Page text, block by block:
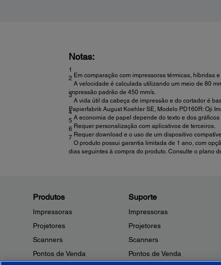
Notas:
1
Em comparação com impressoras térmicas, híbridas
2
A velocidade é calculada utilizando um meio de 80
impressão padrão de 450 mm/s.
3
A vida útil da cabeça de impressão e do cortador é
Papierfabrik August Koehler SE, Modelo PD160R: Oji
4
A economia de papel depende do texto e dos
5
Requer personalização com aplicativos de terceiros.
6
Requer download e o uso de um dispositivo
7
O produto possui garantia limitada de 1 ano, com
dias seguintes à compra do produto. Consulte o plano
Produtos
Impressoras
Projetores
Scanners
Pontos de Venda
Suporte
Impressoras
Projetores
Scanners
Pontos de Venda